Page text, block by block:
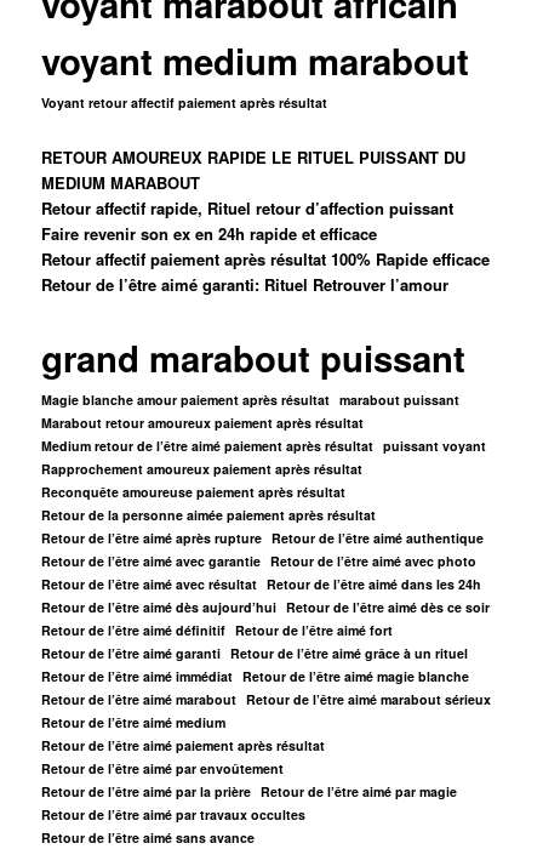
voyant medium marabout
Voyant retour affectif paiement après résultat
RETOUR AMOUREUX RAPIDE LE RITUEL PUISSANT DU
MEDIUM MARABOUT
Retour affectif rapide, Rituel retour d’affection puissant
Faire revenir son ex en 24h rapide et efficace
Retour affectif paiement après résultat 100% Rapide efficace
Retour de l’être aimé garanti: Rituel Retrouver l’amour
grand marabout puissant
Magie blanche amour paiement après résultat marabout puissant
Marabout retour amoureux paiement après résultat
Medium retour de l’être aimé paiement après résultat puissant voyant
Rapprochement amoureux paiement après résultat
Reconquête amoureuse paiement après résultat
Retour de la personne aimée paiement après résultat
Retour de l’être aimé après rupture Retour de l’être aimé authentique
Retour de l’être aimé avec garantie Retour de l’être aimé avec photo
Retour de l’être aimé avec résultat Retour de l’être aimé dans les 24h
Retour de l’être aimé dès aujourd’hui Retour de l’être aimé dès ce soir
Retour de l’être aimé définitif Retour de l’être aimé fort
Retour de l’être aimé garanti Retour de l’être aimé grâce à un rituel
Retour de l’être aimé immédiat Retour de l’être aimé magie blanche
Retour de l’être aimé marabout Retour de l’être aimé marabout sérieux
Retour de l’être aimé medium
Retour de l’être aimé paiement après résultat
Retour de l’être aimé par envoûtement
Retour de l’être aimé par la prière Retour de l’être aimé par magie
Retour de l’être aimé par travaux occultes
Retour de l’être aimé sans avance